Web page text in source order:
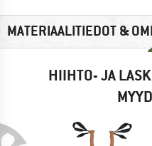
MATERIAALITIEDOT &
HIIHTO- JA